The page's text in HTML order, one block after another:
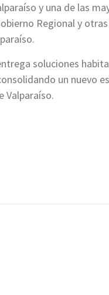
y una de las
Regional y
soluciones
un nuevo
Valparaíso.